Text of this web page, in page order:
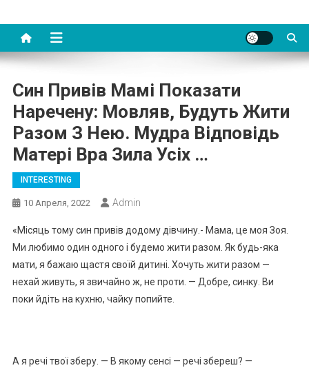
Син Привів Мамі Показати
Наречену: Мовляв, Будуть Жити
Разом З Нею. Мудра Відповідь
Матері Вра Зила Усіх …
INTERESTING
10 Апреля, 2022 Admin
«Місяць тому син привів додому дівчину.- Мама, це моя Зоя.
Ми любимо один одного і будемо жити разом. Як будь-яка
мати, я бажаю щастя своїй дитині. Хочуть жити разом —
нехай живуть, я звичайно ж, не проти. — Добре, синку. Ви
поки йдіть на кухню, чайку попийте.
А я речі твої зберу. — В якому сенсі — речі збереш? —